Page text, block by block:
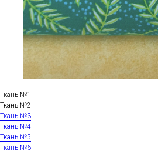
Ткань №1
Ткань №2
Ткань №3
Ткань №4
Ткань №5
Ткань №6